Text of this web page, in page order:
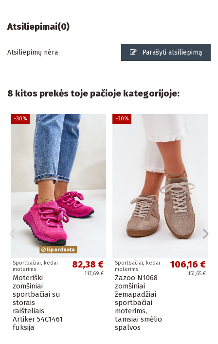
Atsiliepimai(0)
Atsiliepimų nėra Parašyti atsiliepimą
8 kitos prekės toje pačioje kategorijoje:
−30%
Išparduota
Sportbačiai, kedai
moterims
Moteriški
zomšiniai
sportbačiai su
storais
raišteliais
Artiker 54C1461
fuksija
82,38 €
117,69 €
−30%
Sportbačiai, kedai
moterims
Zazoo N1068
zomšiniai
žemapadžiai
sportbačiai
moterims,
tamsiai smėlio
spalvos
106,16 €
151,65 €